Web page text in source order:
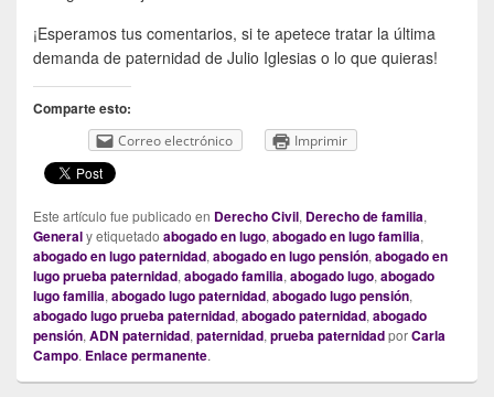
¡Esperamos tus comentarios, si te apetece tratar la última
demanda de paternidad de Julio Iglesias o lo que quieras!
Comparte esto:
Correo electrónico Imprimir
Este artículo fue publicado en Derecho Civil, Derecho de familia,
Generaly etiquetado abogado en lugo, abogado en lugo familia,
abogado en lugo paternidad, abogado en lugo pensión, abogado en
lugo prueba paternidad, abogado familia, abogado lugo, abogado
lugo familia, abogado lugo paternidad, abogado lugo pensión,
abogado lugo prueba paternidad, abogado paternidad, abogado
pensión, ADN paternidad, paternidad, prueba paternidadporCarla
Campo. Enlace permanente.